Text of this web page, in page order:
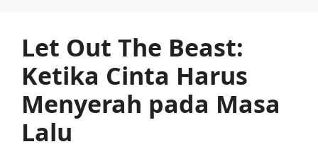
Let Out The Beast:
Ketika Cinta Harus
Menyerah pada Masa
Lalu